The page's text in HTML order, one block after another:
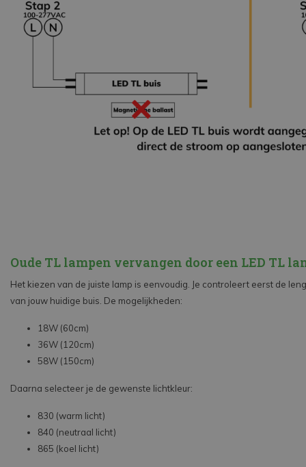
Oude TL lampen vervangen door een LED TL
Het kiezen van de juiste lamp is eenvoudig. Je controleert eerst de
van jouw huidige buis. De mogelijkheden:
18W (60cm)
36W (120cm)
58W (150cm)
Daarna selecteer je de gewenste lichtkleur:
830 (warm licht)
840 (neutraal licht)
865 (koel licht)